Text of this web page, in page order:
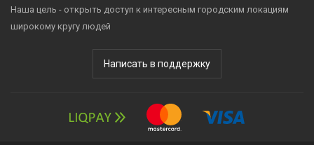
Наша цель - открыть доступ к интересным городским локациям
широкому кругу людей
Написать в поддержку